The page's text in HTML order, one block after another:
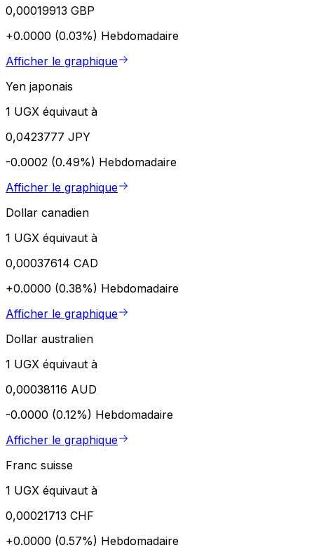
0,00019913 GBP
+0.0000 (0.03%) Hebdomadaire
Afficher le graphique
Yen japonais
1 UGX équivaut à
0,0423777 JPY
-0.0002 (0.49%) Hebdomadaire
Afficher le graphique
Dollar canadien
1 UGX équivaut à
0,00037614 CAD
+0.0000 (0.38%) Hebdomadaire
Afficher le graphique
Dollar australien
1 UGX équivaut à
0,00038116 AUD
-0.0000 (0.12%) Hebdomadaire
Afficher le graphique
Franc suisse
1 UGX équivaut à
0,00021713 CHF
+0.0000 (0.57%) Hebdomadaire